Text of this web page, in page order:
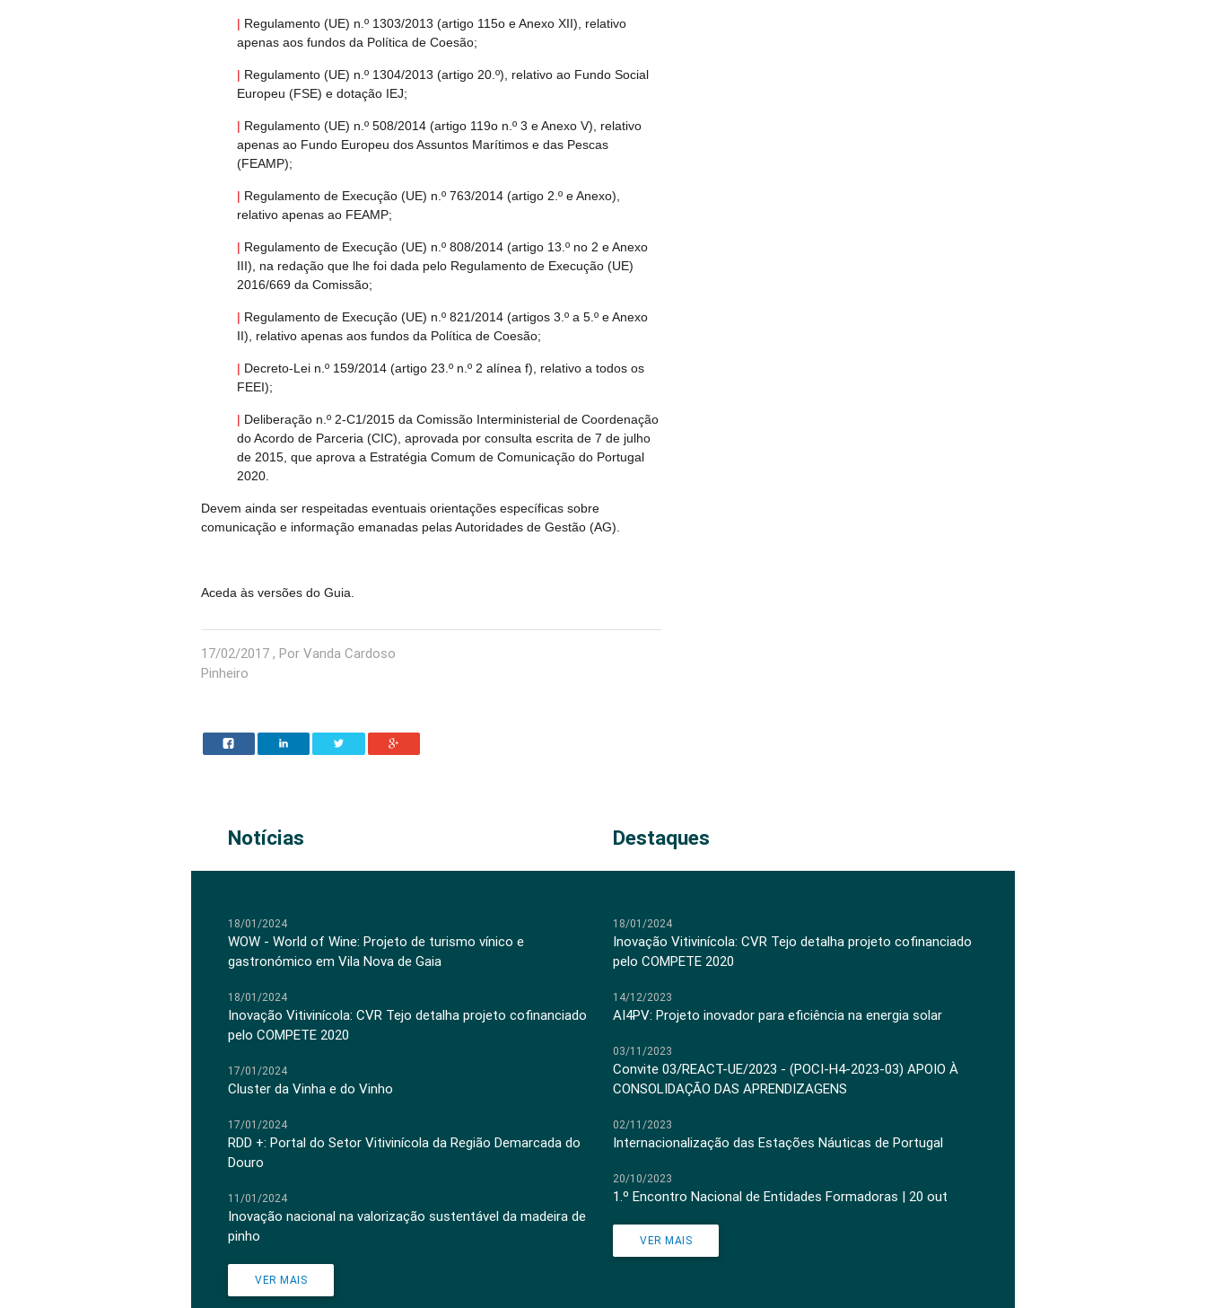
| Regulamento (UE) n.º 1303/2013 (artigo 115o e Anexo XII), relativo
apenas aos fundos da Política de Coesão;
| Regulamento (UE) n.º 1304/2013 (artigo 20.º), relativo ao Fundo Social
Europeu (FSE) e dotação IEJ;
| Regulamento (UE) n.º 508/2014 (artigo 119o n.º 3 e Anexo V), relativo
apenas ao Fundo Europeu dos Assuntos Marítimos e das Pescas
(FEAMP);
| Regulamento de Execução (UE) n.º 763/2014 (artigo 2.º e Anexo),
relativo apenas ao FEAMP;
| Regulamento de Execução (UE) n.º 808/2014 (artigo 13.º no 2 e Anexo
III), na redação que lhe foi dada pelo Regulamento de Execução (UE)
2016/669 da Comissão;
| Regulamento de Execução (UE) n.º 821/2014 (artigos 3.º a 5.º e Anexo
II), relativo apenas aos fundos da Política deCoesão;
| Decreto-Lei n.º 159/2014 (artigo 23.º n.º 2 alínea f), relativo a todos os
FEEI);
| Deliberação n.º 2-C1/2015 da Comissão Interministerial de Coordenação
do Acordo de Parceria (CIC), aprovada porconsulta escrita de 7 de julho
de 2015, que aprova a Estratégia Comum de Comunicação do Portugal
2020.
Devem ainda ser respeitadas eventuais orientações específicas sobre
comunicação e informação emanadas pelas Autoridadesde Gestão (AG).
Aceda às versões do Guia.
17/02/2017 , Por Vanda Cardoso
Pinheiro
Notícias Destaques
18/01/2024
WOW - World of Wine: Projeto de turismo vínico e
gastronómico em Vila Nova de Gaia
18/01/2024
Inovação Vitivinícola: CVR Tejo detalha projeto cofinanciado
pelo COMPETE 2020
17/01/2024
Cluster da Vinha e do Vinho
17/01/2024
RDD +: Portal do Setor Vitivinícola da Região Demarcada do
Douro
11/01/2024
Inovação nacional na valorização sustentável da madeira de
pinho
VER MAIS
18/01/2024
Inovação Vitivinícola: CVR Tejo detalha projeto cofinanciado
pelo COMPETE 2020
14/12/2023
AI4PV: Projeto inovador para eficiência na energia solar
03/11/2023
Convite 03/REACT-UE/2023 - (POCI-H4-2023-03) APOIO À
CONSOLIDAÇÃO DAS APRENDIZAGENS
02/11/2023
Internacionalização das Estações Náuticas de Portugal
20/10/2023
1.º Encontro Nacional de Entidades Formadoras | 20 out
VER MAIS